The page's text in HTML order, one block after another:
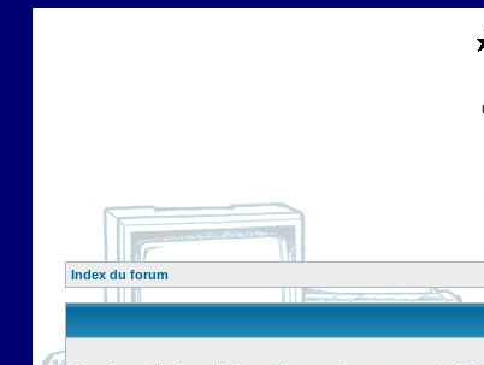
Index du forum